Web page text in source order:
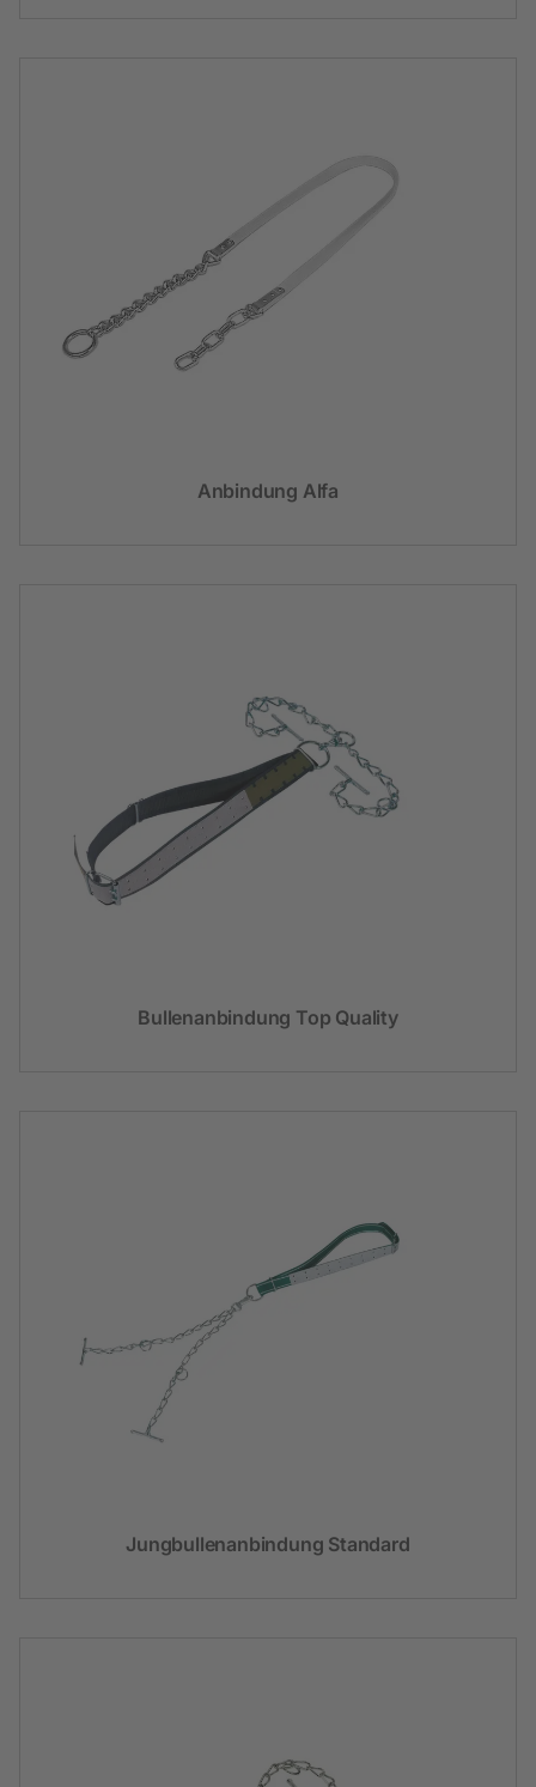
Anbindung Alfa
Bullenanbindung Top Quality
Jungbullenanbindung Standard